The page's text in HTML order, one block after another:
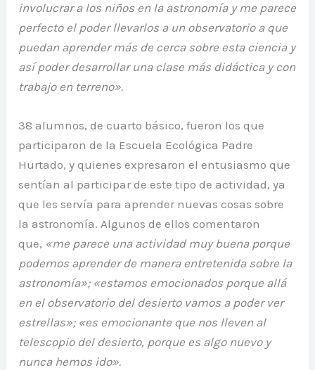
involucrar a los niños en la astronomía y me parece
perfecto el poder llevarlos a un observatorio a que
puedan aprender más de cerca sobre esta ciencia y
así poder desarrollar una clase más didáctica y con
trabajo en terreno».
38 alumnos, de cuarto básico, fueron los que
participaron de la Escuela Ecológica Padre
Hurtado, y quienes expresaron el entusiasmo que
sentían al participar de este tipo de actividad, ya
que les servía para aprender nuevas cosas sobre
la astronomía. Algunos de ellos comentaron
que, «me parece una actividad muy buena porque
podemos aprender de manera entretenida sobre la
astronomía»; «estamos emocionados porque allá
en el observatorio del desierto vamos a poder ver
estrellas»; «es emocionante que nos lleven al
telescopio del desierto, porque es algo nuevo y
nunca hemos ido».